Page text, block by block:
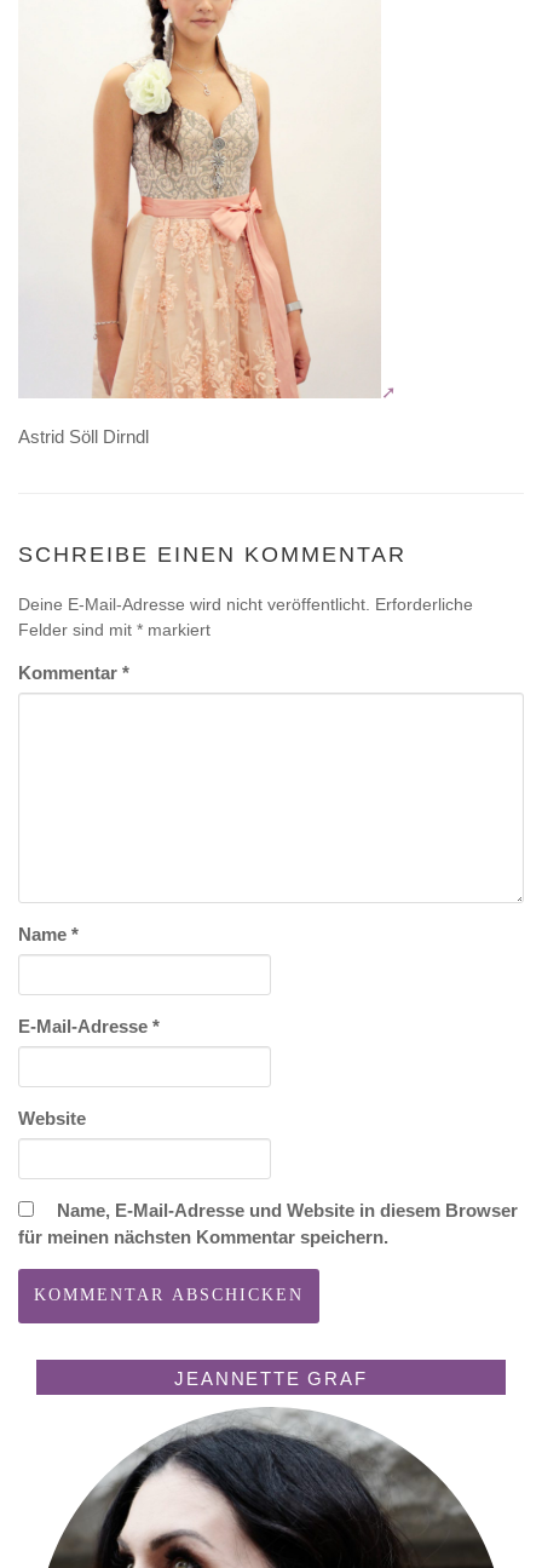
Astrid Söll Dirndl
SCHREIBE EINEN KOMMENTAR
Deine E-Mail-Adresse wird nicht veröffentlicht. Erforderliche
Felder sind mit * markiert
Kommentar *
Name *
E-Mail-Adresse *
Website
Name, E-Mail-Adresse und Website in diesem Browser
für meinen nächsten Kommentar speichern.
JEANNETTE GRAF